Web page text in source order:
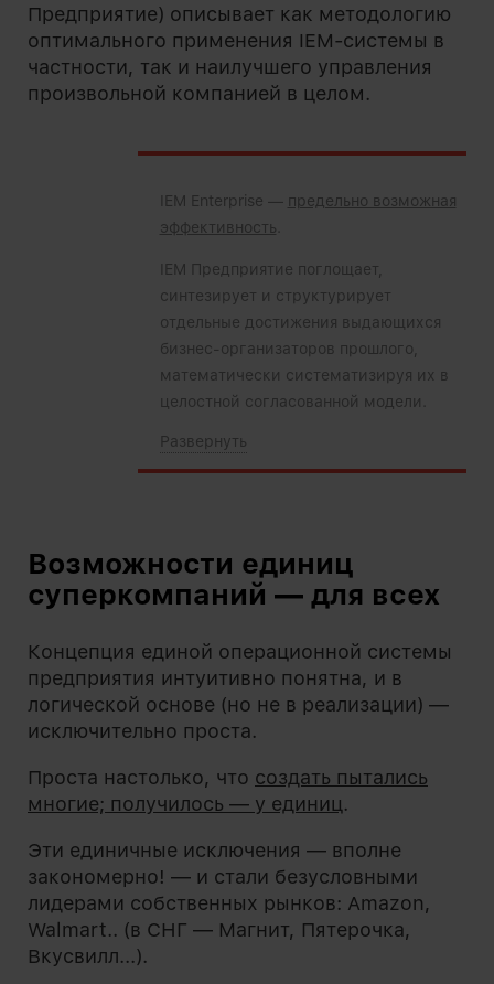
Предприятие) описывает как методологию
оптимального применения IEM-системы в
частности, так и наилучшего управления
произвольной компанией в целом.
IEM Enterprise — предельно возможная
эффективность
IEM Предприятие поглощает,
синтезирует и структурирует
отдельные достижения выдающихся
бизнес-организаторов прошлого,
математически систематизируя их в
целостной согласованной модели.
Возможности единиц
суперкомпаний — для всех
Концепция единой операционной системы
предприятия интуитивно понятна, и в
логической основе (но не в реализации) —
исключительно проста.
Проста настолько, что создать пытались
многие; получилось — у единиц.
Эти единичные исключения — вполне
закономерно! — и стали безусловными
лидерами собственных рынков: Amazon,
Walmart.. (в СНГ — Магнит, Пятерочка,
Вкусвилл...).